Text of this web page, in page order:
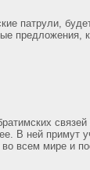
патрули,
предложения,
В ней примут
всем мире и